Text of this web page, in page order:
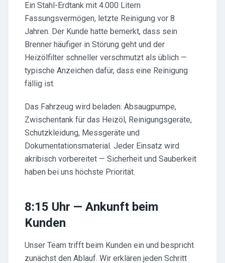
Ein Stahl-Erdtank mit 4.000 Litern
Fassungsvermögen, letzte Reinigung vor 8
Jahren. Der Kunde hatte bemerkt, dass sein
Brenner häufiger in Störung geht und der
Heizölfilter schneller verschmutzt als üblich —
typische Anzeichen dafür, dass eine Reinigung
fällig ist.
Das Fahrzeug wird beladen: Absaugpumpe,
Zwischentank für das Heizöl, Reinigungsgeräte,
Schutzkleidung, Messgeräte und
Dokumentationsmaterial. Jeder Einsatz wird
akribisch vorbereitet — Sicherheit und Sauberkeit
haben bei uns höchste Priorität.
8:15 Uhr — Ankunft beim
Kunden
Unser Team trifft beim Kunden ein und bespricht
zunächst den Ablauf. Wir erklären jeden Schritt